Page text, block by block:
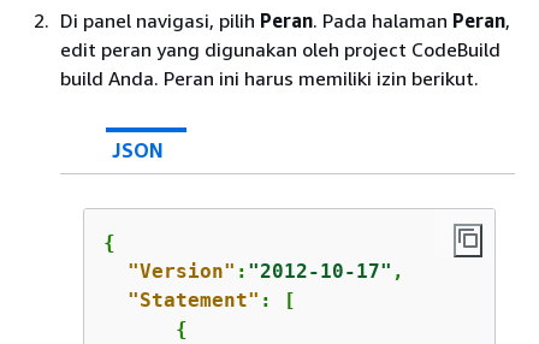
Di panel navigasi, pilih Peran. Pada halaman Peran,
edit peran yang digunakan oleh project CodeBuild
build Anda. Peran ini harus memiliki izin berikut.
JSON
{
"Version" : "2012-10-17" ,
"Statement" : [
{